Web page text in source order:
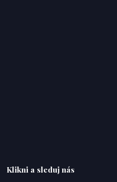
Klikni a sleduj nás